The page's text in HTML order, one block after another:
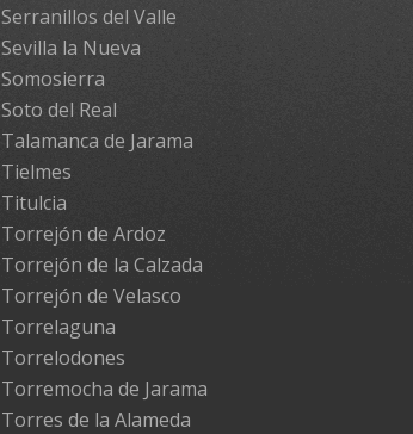
Serranillos del Valle
Sevilla la Nueva
Somosierra
Soto del Real
Talamanca de Jarama
Tielmes
Titulcia
Torrejón de Ardoz
Torrejón de la Calzada
Torrejón de Velasco
Torrelaguna
Torrelodones
Torremocha de Jarama
Torres de la Alameda